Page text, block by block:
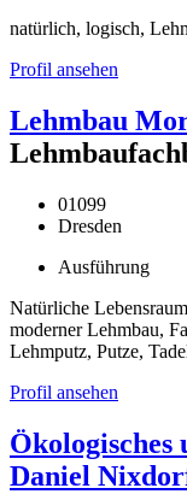
natürlich, logisch,
Profil ansehen
Lehmbau
01099
Dresden
Ausführung
Natürliche
moderner Lehmbau,
Lehmputz, Putze,
Profil ansehen
Ökologisches
Daniel